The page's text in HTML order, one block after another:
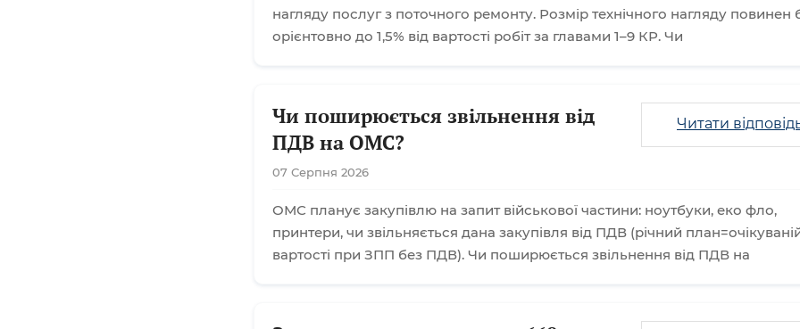
нагляду послуг з поточного ремонту. Розмір технічного нагляду повинен
орієнтовно до 1,5% від вартості робіт за главами 1–9 КР. Чи
Чи поширюється звільнення від
ПДВ на ОМС?
07 Серпня 2026
Читати
ОМС планує закупівлю на запит військової частини: ноутбуки, еко фло,
принтери, чи звільняється дана закупівля від ПДВ (річний
вартості при ЗПП без ПДВ). Чи поширюється звільнення від ПДВ на